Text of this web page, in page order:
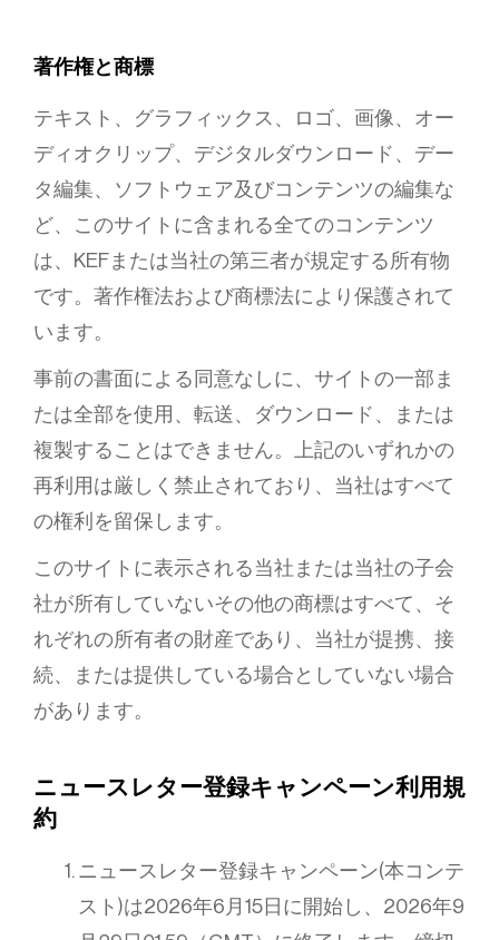
著作権と商標
テキスト、グラフィックス、ロゴ、画像、オー
ディオクリップ、デジタルダウンロード、デー
タ編集、ソフトウェア及びコンテンツの編集な
ど、このサイトに含まれる全てのコンテンツ
は、KEFまたは当社の第三者が規定する所有物
です。著作権法および商標法により保護されて
います。
事前の書面による同意なしに、サイトの一部ま
たは全部を使用、転送、ダウンロード、または
複製することはできません。上記のいずれかの
再利用は厳しく禁止されており、当社はすべて
の権利を留保します。
このサイトに表示される当社または当社の子会
社が所有していないその他の商標はすべて、そ
れぞれの所有者の財産であり、当社が提携、接
続、または提供している場合としていない場合
があります。
ニュースレター登録キャンペーン利用規
約
ニュースレター登録キャンペーン(本コンテ
スト)は2026年6月15日に開始し、2026年9